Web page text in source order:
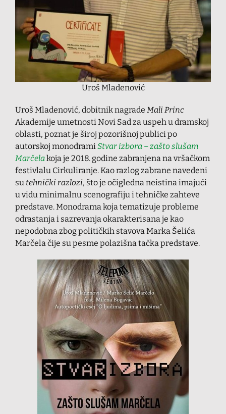
Uroš Mladenović
Uroš Mladenović, dobitnik nagrade Mali Princ
Akademije umetnosti Novi Sad za uspeh u dramskoj
oblasti, poznat je široj pozorišnoj publici po
autorskoj monodramiStvar izbora – zašto slušam
Marčelakoja je 2018. godine zabranjena na vršačkom
festivlalu Cirkuliranje. Kao razlog zabrane navedeni
su tehnički razlozi, što je očigledna neistina imajući
u vidu minimalnu scenografiju i tehničke zahteve
predstave. Monodrama koja tematizuje probleme
odrastanja i sazrevanja okarakterisana je kao
nepodobna zbog političkih stavova Marka Šelića
Marčela čije su pesme polazišna tačka predstave.